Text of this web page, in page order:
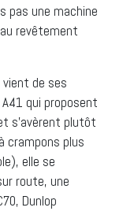
pas une machine
revêtement
vient de ses
qui proposent
s’avèrent plutôt
crampons plus
elle se
route, une
Dunlop